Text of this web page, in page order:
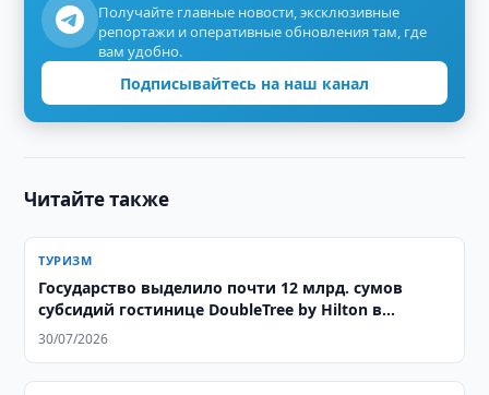
Получайте главные новости, эксклюзивные
репортажи и оперативные обновления там, где
вам удобно.
Подписывайтесь на наш канал
Читайте также
ТУРИЗМ
Государство выделило почти 12 млрд. сумов
субсидий гостинице DoubleTree by Hilton в
Ташкенте
30/07/2026